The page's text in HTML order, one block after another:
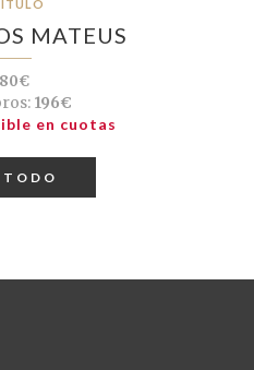
MATEUS
196€
en cuotas
TODO